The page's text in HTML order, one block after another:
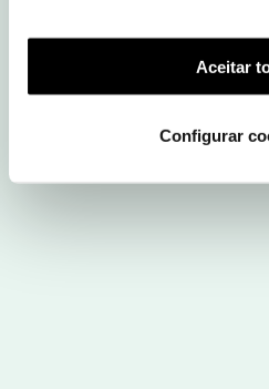
(cookies de publicidade
utilização dos cookies clicando
Aceitar
Configurar